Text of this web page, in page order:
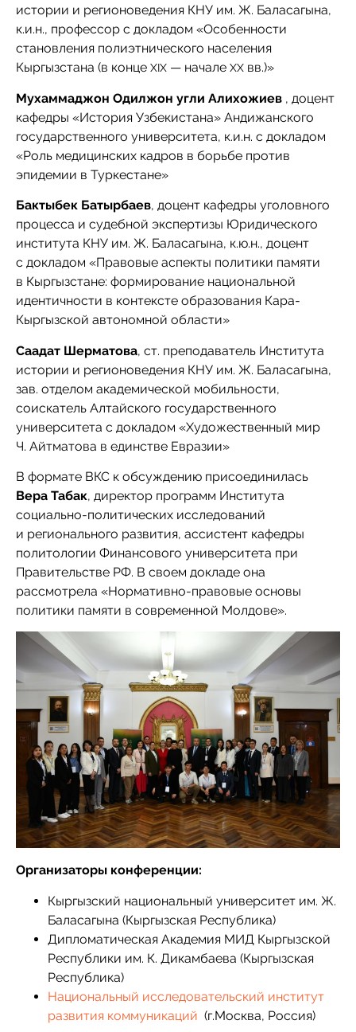
истории и регионоведения КНУ им. Ж. Баласагына,
к.и.н., профессор с докладом «Особенности
становления полиэтнического населения
Кыргызстана (в конце XIX — начале XX вв.)»
Мухаммаджон Одилжон угли Алихожиев , доцент
кафедры «История Узбекистана» Андижанского
государственного университета, к.и.н. с докладом
«Роль медицинских кадров в борьбе против
эпидемии в Туркестане»
Бактыбек Батырбаев, доцент кафедры уголовного
процесса и судебной экспертизы Юридического
института КНУ им. Ж. Баласагына, к.ю.н., доцент
с докладом «Правовые аспекты политики памяти
в Кыргызстане: формирование национальной
идентичности в контексте образования Кара-
Кыргызской автономной области»
Саадат Шерматова, ст. преподаватель Института
истории и регионоведения КНУ им. Ж. Баласагына,
зав. отделом академической мобильности,
соискатель Алтайского государственного
университета с докладом «Художественный мир
Ч. Айтматова в единстве Евразии»
В формате ВКС к обсуждению присоединилась
Вера Табак, директор программ Института
социально-политических исследований
и регионального развития, ассистент кафедры
политологии Финансового университета при
Правительстве РФ. В своем докладе она
рассмотрела «Нормативно-правовые основы
политики памяти в современной Молдове».
Организаторы конференции:
Кыргызский национальный университет им. Ж.
Баласагына (Кыргызская Республика)
Дипломатическая Академия МИД Кыргызской
Республики им. К. Дикамбаева (Кыргызская
Республика)
Национальный исследовательский институт
развития коммуникаций (г.Москва, Россия)